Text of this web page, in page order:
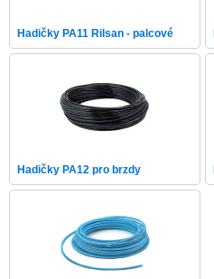
Hadičky PA11 Rilsan - palcové
Hadičky PA12 pro brzdy